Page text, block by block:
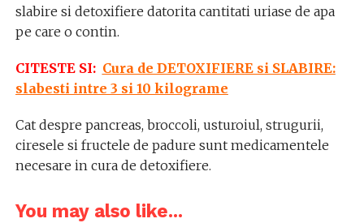
slabire si detoxifiere datorita cantitati uriase de apa
pe care o contin.
CITESTE SI: Cura de DETOXIFIERE si SLABIRE:
slabesti intre 3 si 10 kilograme
Cat despre pancreas, broccoli, usturoiul, strugurii,
ciresele si fructele de padure sunt medicamentele
necesare in cura de detoxifiere.
You may also like...